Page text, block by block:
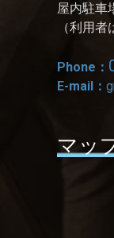
屋内駐車
（利用者
Phone：
E-mail：
マッ